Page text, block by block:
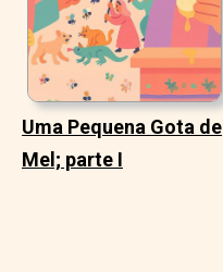
Uma Pequena Gota de
Mel; parte I